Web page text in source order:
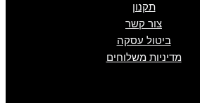
תקנון
צור קשר
ביטול עסקה
מדיניות משלוחים